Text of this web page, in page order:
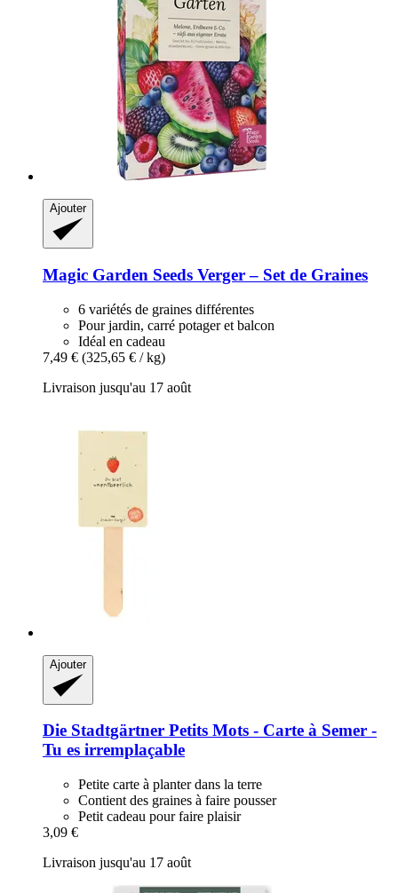
Ajouter
Magic Garden Seeds Verger – Set de Graines
6 variétés de graines différentes
Pour jardin, carré potager et balcon
Idéal en cadeau
7,49 € (325,65 € / kg)
Livraison jusqu'au 17 août
Ajouter
Die Stadtgärtner Petits Mots -​ Carte à Semer -​
Tu es irremplaçable
Petite carte à planter dans la terre
Contient des graines à faire pousser
Petit cadeau pour faire plaisir
3,09 €
Livraison jusqu'au 17 août